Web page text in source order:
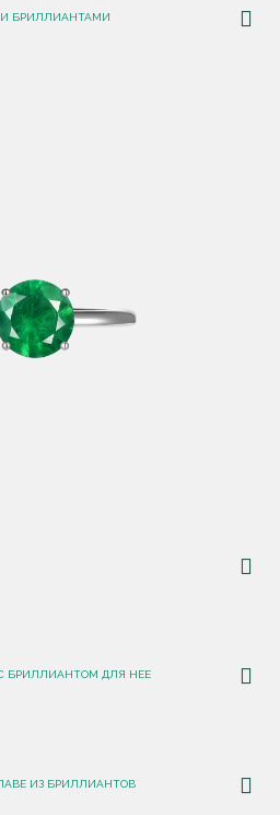
БРИЛЛИАНТАМИ
БРИЛЛИАНТОМ ДЛЯ НЕЕ
ИЗ БРИЛЛИАНТОВ